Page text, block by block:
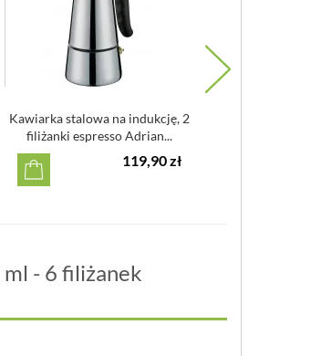
Kawiarka stalowa na indukcję, 2
filiżanki espresso Adrian...
119,90 zł
- 6 filiżanek